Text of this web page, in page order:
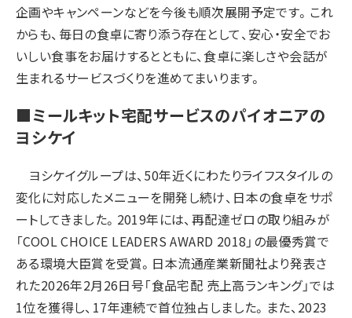
企画やキャンペーンなどを今後も順次展開予定です。これ
からも、毎日の食卓に寄り添う存在として、安心・安全でお
いしい食事をお届けするとともに、食卓に楽しさや会話が
生まれるサービスづくりを進めてまいります。
■ミールキット宅配サービスのパイオニアの
ヨシケイ
ヨシケイグループは、50年近くにわたりライフスタイルの
変化に対応したメニューを開発し続け、日本の食卓をサポ
ートしてきました。2019年には、再配達ゼロの取り組みが
「COOL CHOICE LEADERS AWARD 2018」の最優秀賞で
ある環境大臣賞を受賞。日本流通産業新聞社より発表さ
れた2026年2月26日号「食品宅配 売上高ランキング」では
1位を獲得し、17年連続で首位独占しました。また、2023